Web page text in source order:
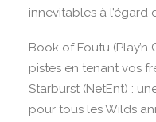
innevitables à l’égard
Book of Foutu
pistes en tenant vos
Starburst (NetEnt) :
pour tous les Wilds